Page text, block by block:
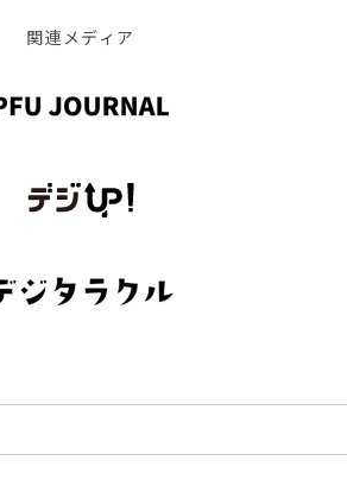
関連メディア